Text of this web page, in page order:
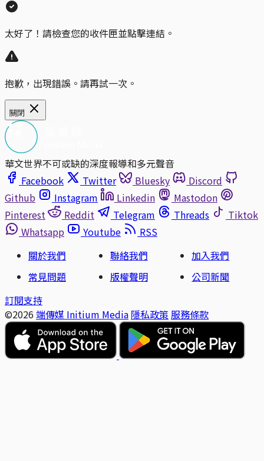
太好了！請檢查您的收件匣並點擊連結。
抱歉，出現錯誤。請再試一次。
關閉
華文世界不可或缺的深度報導和多元聲音
Facebook
Twitter Bluesky
Discord
Github
Instagram Linkedin
Mastodon
Pinterest
Reddit Telegram Threads
Tiktok
Whatsapp
Youtube
RSS
關於我們
聯絡我們
加入我們
常見問題
版權聲明
公司新聞
訂閱支持
©2026 端傳媒 Initium Media 隱私政策 服務條款